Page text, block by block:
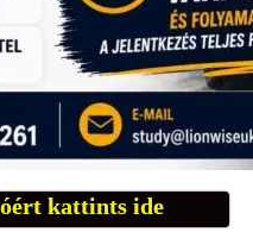
kattints ide